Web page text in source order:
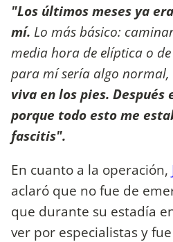
"Los últimos meses ya
mí. Lo más básico:
media hora de elíptica o
para mí sería algo normal,
viva en los pies. Después
porque todo esto me
fascitis".
En cuanto a la operación,
aclaró que no fue de
que durante su estadía
ver por especialistas y